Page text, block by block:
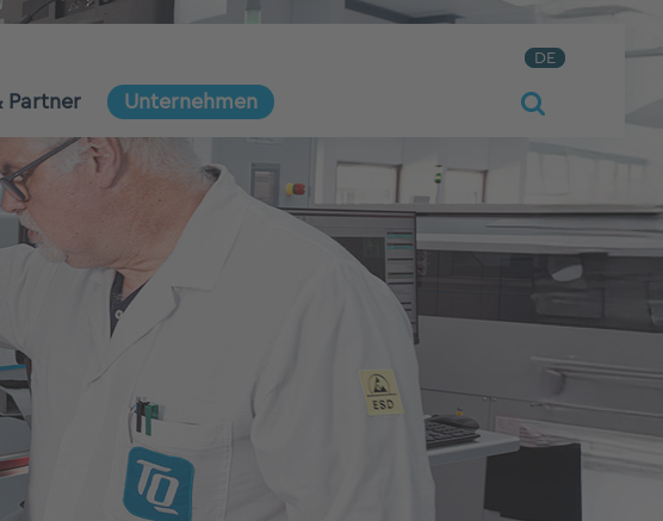
DE
Partner Unternehmen